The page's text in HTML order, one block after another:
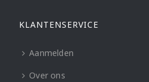
KLANTENSERVICE
Aanmelden
Over ons